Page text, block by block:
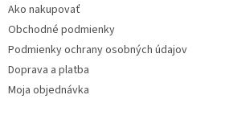
Ako nakupovať
Obchodné podmienky
Podmienky ochrany osobných údajov
Doprava a platba
Moja objednávka